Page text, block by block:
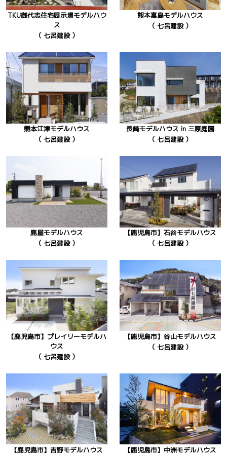
TKU御代志住宅展示場モデルハウ
ス
（ 七呂建設 ）
熊本嘉島モデルハウス
（ 七呂建設 ）
熊本江津モデルハウス
（ 七呂建設 ）
長崎モデルハウス in 三原庭園
（ 七呂建設 ）
鹿屋モデルハウス
（ 七呂建設 ）
【鹿児島市】石谷モデルハウス
（ 七呂建設 ）
【鹿児島市】プレイリーモデルハ
ウス
（ 七呂建設 ）
【鹿児島市】谷山モデルハウス
（ 七呂建設 ）
【鹿児島市】吉野モデルハウス
【鹿児島市】中洲モデルハウス